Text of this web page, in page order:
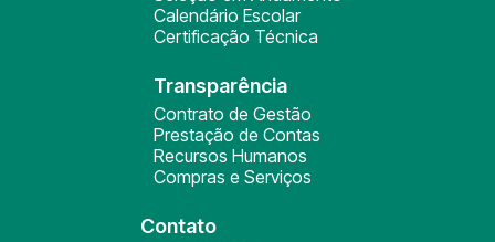
Calendário Escolar
Certificação Técnica
Transparência
Contrato de Gestão
Prestação de Contas
Recursos Humanos
Compras e Serviços
Contato